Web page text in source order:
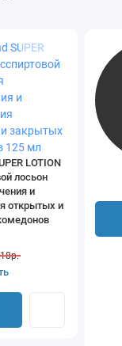
LOTION
лосьон
и
открытых и